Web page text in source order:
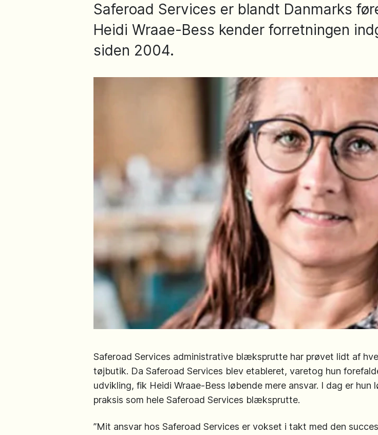
Saferoad Services er blandt Danmarks
Heidi Wraae-Bess kender forretningen
siden 2004.
Saferoad Services administrative blæksprutte har prøvet lidt af
tøjbutik. Da Saferoad Services blev etableret, varetog hun
udvikling, fik Heidi Wraae-Bess løbende mere ansvar. I dag er
praksis som hele Saferoad Services blæksprutte.
”Mit ansvar hos Saferoad Services er vokset i takt med den